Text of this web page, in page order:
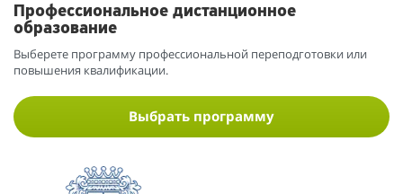
Профессиональное дистанционное
образование
Выберете программу профессиональной переподготовки или
повышения квалификации.
Выбрать программу